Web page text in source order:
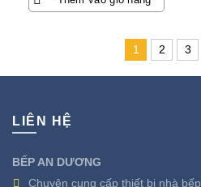
1 2 3
LIÊN HỆ
BẾP AN DƯƠNG
Chuyên cung cấp thiết bị nhà bếp.